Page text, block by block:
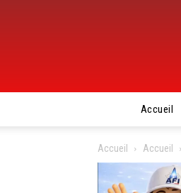
Accueil
Accueil Accueil